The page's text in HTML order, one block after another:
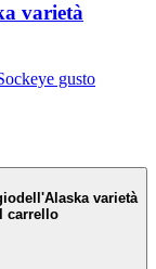
varietà
gusto
varietà
carrello